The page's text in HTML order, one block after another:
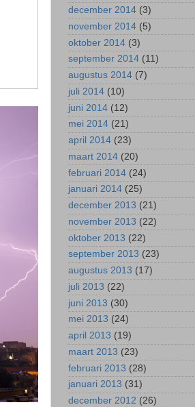
december 2014 (3)
november 2014 (5)
oktober 2014 (3)
september 2014 (11)
augustus 2014 (7)
juli 2014 (10)
juni 2014 (12)
mei 2014 (21)
april 2014 (23)
maart 2014 (20)
februari 2014 (24)
januari 2014 (25)
december 2013 (21)
november 2013 (22)
oktober 2013 (22)
september 2013 (23)
augustus 2013 (17)
juli 2013 (22)
juni 2013 (30)
mei 2013 (24)
april 2013 (19)
maart 2013 (23)
februari 2013 (28)
januari 2013 (31)
december 2012 (26)